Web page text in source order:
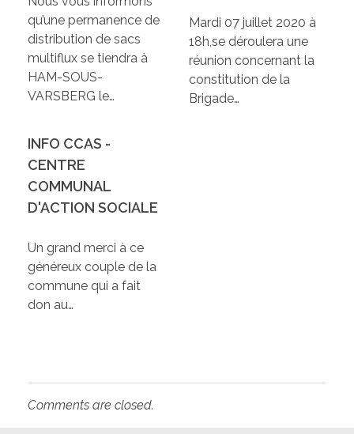
Code de bonne conduite
Règlement du Cimetière
qu’une permanence de
distribution de sacs
multiflux se tiendra à
HAM-SOUS-
VARSBERG le…
Mardi 07 juillet 2020 à
18h,se déroulera une
réunion concernant la
constitution de la
Brigade…
INFO CCAS -
CENTRE
COMMUNAL
D'ACTION SOCIALE
Un grand merci à ce
généreux couple de la
commune qui a fait
don au…
Comments are closed.